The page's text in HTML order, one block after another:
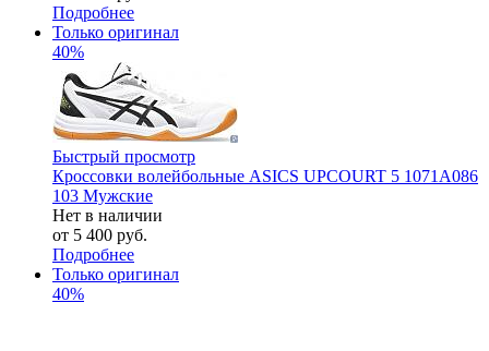
Подробнее
Только оригинал
40%
Быстрый просмотр
Кроссовки волейбольные ASICS UPCOURT 5 1071A086
103 Мужские
Нет в наличии
от 5 400 руб.
Подробнее
Только оригинал
40%